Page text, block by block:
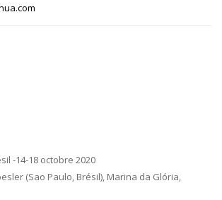
-14-18 octobre 2020
(Sao Paulo, Brésil), Marina da Glória,